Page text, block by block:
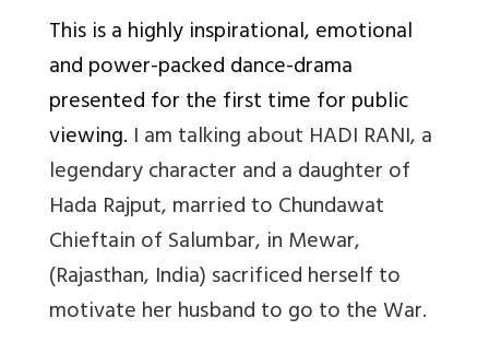
This is a highly inspirational, emotional
and power-packed dance-drama
presented for the first time for public
viewing. I am talking about HADI RANI, a
legendary character and a daughter of
Hada Rajput, married to Chundawat
Chieftain of Salumbar, in Mewar,
(Rajasthan, India) sacrificed herself to
motivate her husband to go to the War.